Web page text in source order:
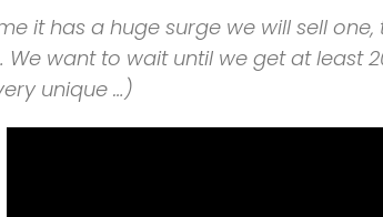
it has a huge surge we will sell
want to wait until we get at least
unique …)